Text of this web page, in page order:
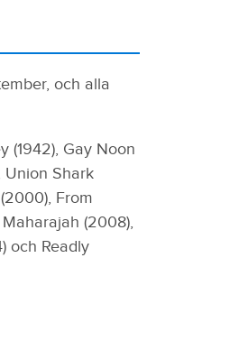
och alla
(1942), Gay Noon
Union Shark
From
(2008),
och Readly